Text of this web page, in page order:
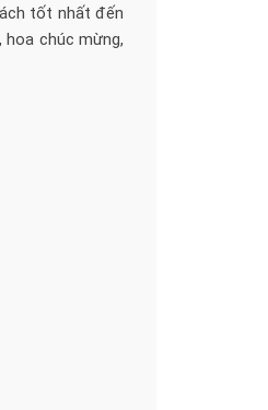
tốt nhất đến
chúc mừng,